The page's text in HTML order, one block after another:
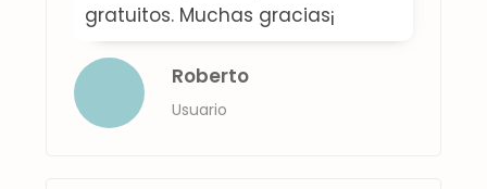
gratuitos. Muchas gracias¡
Roberto
Usuario